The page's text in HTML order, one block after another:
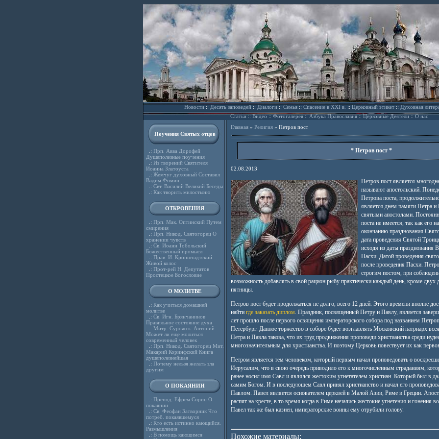
Новости::Десять заповедей::Диалоги::Семья::Спасение в XXI в.::Церковный этикет::Духовная
Статьи::Видео ::Фотогалерея::Азбука Православия::Церковные Деятели::О нас
Поучения Святых отцов
.: Прп. Авва Дорофей
Душеполезные поучения
.: Из творений Святителя
Иоанна Златоуста
.: Жемчуг духовный Составил
Вадим Фомин
.: Свт. Василий Великий Беседы
.: Как творить милостыню
ОТКРОВЕНИЯ
.: Прп. Мак. Оптинский Путем
смирения
.: Прп. Никод. Святогорец О
хранении чувств
.: Св. Иоанн Тобольский
Божественный промысл
.: Прав. И. Кронштадтский
Живой колос
.: Прот-рей Н. Депутатов
Простецкое Богословие
О МОЛИТВЕ
.: Как учиться домашней
молитве
.: Св. Игн. Брянчанинов
Правильное состояние духа
.: Митр. Сурожск. Антоний
Может ли еще молиться
современный человек
.: Прп. Никод. Святогорец Мит.
Макарий Коринфский Книга
душеполезнейшая
.: Почему нельзя желать зла
другим
О ПОКАЯНИИ
.: Препод. Ефрем Сирин О
покаянии
.: Св. Феофан Затворник Что
потреб. покаявшемуся
.: Кто есть истинно кающийся.
Размышления
.: В помощь кающимся
Главная» Религия» Петров пост
* Петров пост *
02.08.2013
Петров пост является
называют апостольский.
Петрова поста,
является днем памяти Петра
святыми апостолами.
поста не имеется, так как его
окончанию празднования
дата проведения Святой
исходя из даты празднования
Пасхи. Датой проведения
после проведения Пасхи.
строгим постом, при
возможность добавлять в свой рацион рыбу практически каждый день, кроме двух
пятницы.
Петров пост будет продолжаться не долго, всего 12 дней. Этого времени вполне
найти где заказать диплом. Праздник, посвященный Петру и Павлу, является
лет прошло после первого освящения императорского собора под названием
Петербург. Данное торжество в соборе будет возглавлять Московский патриарх
Петра и Павла такова, что их труд продвижения проповеди христианства среди
многозначительным для христианства. И поэтому Церковь повествует их как
Петром является тем человеком, который первым начал проповедовать о
Иерусалим, что в свою очередь приводило его к многочисленным страданиям,
ранее носил имя Савл и являлся жестоким угнетателем христиан. Который был в
самим Богом. И в последующем Савл принял христианство и начал его
Павлом. Павел является основателем церквей в Малой Азии, Риме и Греции.
распят на кресте, в то время когда в Риме начались жестокие угнетения и гонения
Павел так же был казнен, императорские воины ему отрубили голову.
Похожие материалы: